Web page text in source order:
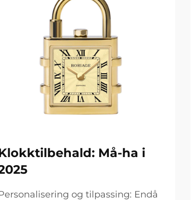
Må-ha i
og tilpassing: Endå